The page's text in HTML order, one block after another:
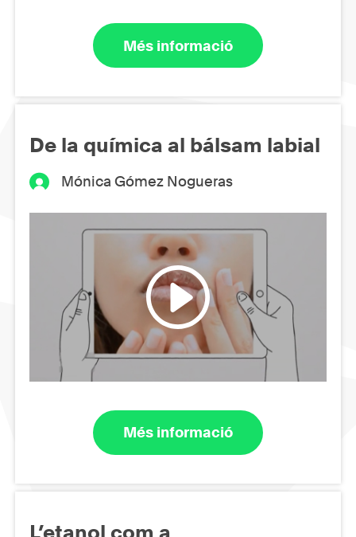
Més informació
De la química al bálsam labial
Mónica Gómez Nogueras
Més informació
L’etanol com a